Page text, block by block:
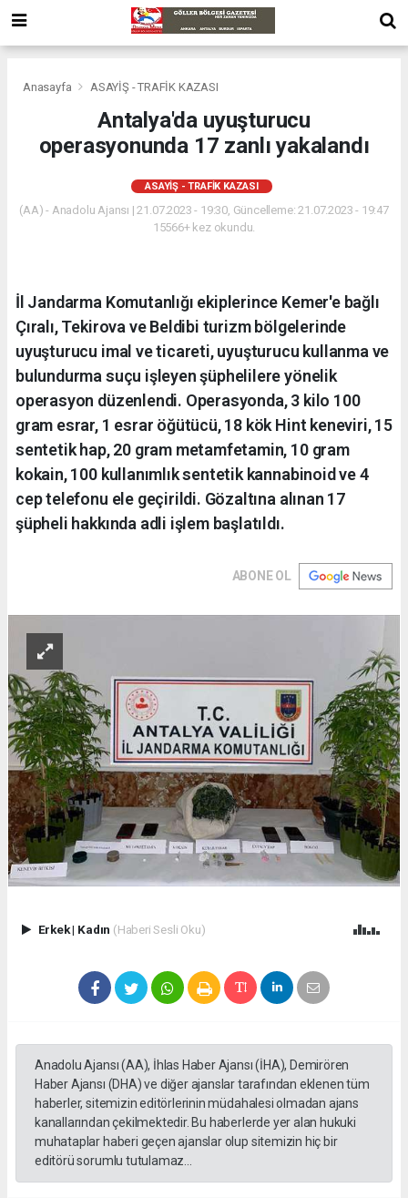
Anasayfa ASAYİŞ - TRAFİK KAZASI
Antalya'da uyuşturucu
operasyonunda 17 zanlı yakalandı
ASAYİŞ - TRAFİK KAZASI
(AA) - Anadolu Ajansı | 21.07.2023 - 19:30, Güncelleme: 21.07.2023 - 19:47
15566+ kez okundu.
İl Jandarma Komutanlığı ekiplerince Kemer'e bağlı
Çıralı, Tekirova ve Beldibi turizm bölgelerinde
uyuşturucu imal ve ticareti, uyuşturucu kullanma ve
bulundurma suçu işleyen şüphelilere yönelik
operasyon düzenlendi. Operasyonda, 3 kilo 100
gram esrar, 1 esrar öğütücü, 18 kök Hint keneviri, 15
sentetik hap, 20 gram metamfetamin, 10 gram
kokain, 100 kullanımlık sentetik kannabinoid ve 4
cep telefonu ele geçirildi. Gözaltına alınan 17
şüpheli hakkında adli işlem başlatıldı.
ABONE OL
Erkek| Kadın (Haberi Sesli Oku)
Anadolu Ajansı (AA), İhlas Haber Ajansı (İHA), Demirören
Haber Ajansı (DHA) ve diğer ajanslar tarafından eklenen tüm
haberler, sitemizin editörlerinin müdahalesi olmadan ajans
kanallarından çekilmektedir. Bu haberlerde yer alan hukuki
muhataplar haberi geçen ajanslar olup sitemizin hiç bir
editörü sorumlu tutulamaz...